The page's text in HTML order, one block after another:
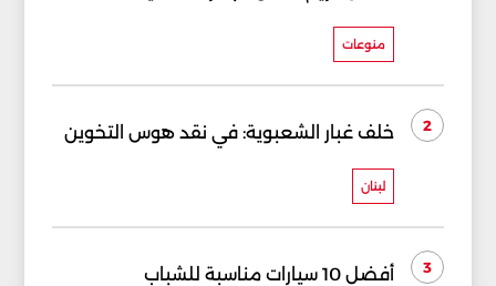
منوعات
2 خلف غبار الشعبوية: في نقد هوس التخوين
لبنان
3 أفضل 10 سيارات مناسبة للشباب